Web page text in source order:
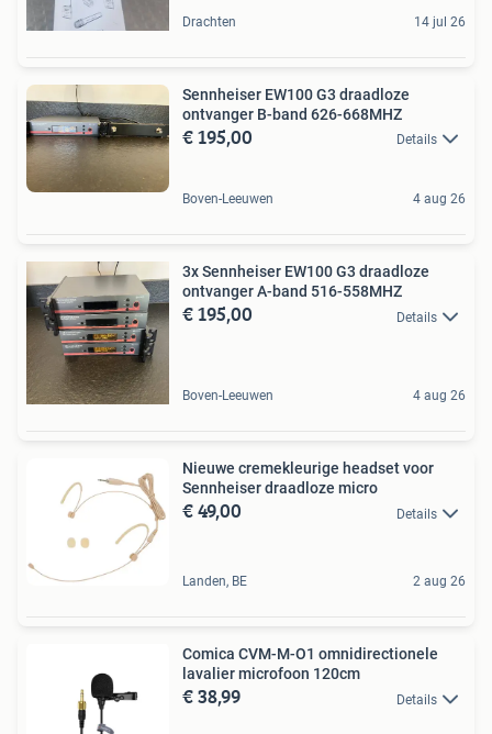
Drachten 14 jul 26
Sennheiser EW100 G3 draadloze
ontvanger B-band 626-668MHZ
€ 195,00 Details
Boven-Leeuwen 4 aug 26
3x Sennheiser EW100 G3 draadloze
ontvanger A-band 516-558MHZ
€ 195,00 Details
Boven-Leeuwen 4 aug 26
Nieuwe cremekleurige headset voor
Sennheiser draadloze micro
€ 49,00 Details
Landen, BE 2 aug 26
Comica CVM-M-O1 omnidirectionele
lavalier microfoon 120cm
€ 38,99 Details